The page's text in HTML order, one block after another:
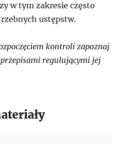
w tym zakresie często
ustępstw.
kontroli zapoznaj
regulującymi jej